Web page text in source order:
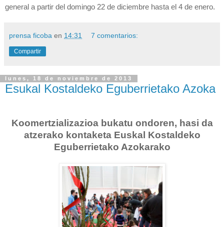
general a partir del domingo 22 de diciembre hasta el 4 de enero.
prensa ficoba en 14:31 7 comentarios:
Compartir
lunes, 18 de noviembre de 2013
Esukal Kostaldeko Eguberrietako Azoka
Koomertzializazioa bukatu ondoren, hasi da
atzerako kontaketa Euskal Kostaldeko
Eguberrietako Azokarako